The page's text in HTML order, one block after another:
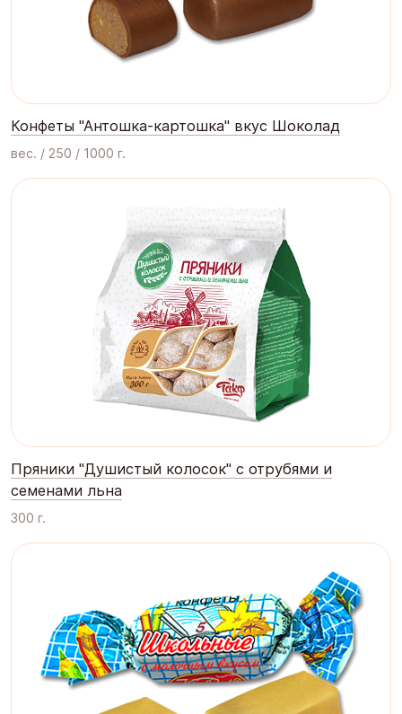
Конфеты "Антошка-картошка" вкус Шоколад
вес. / 250 / 1000 г.
Пряники "Душистый колосок" с отрубями и
семенами льна
300 г.